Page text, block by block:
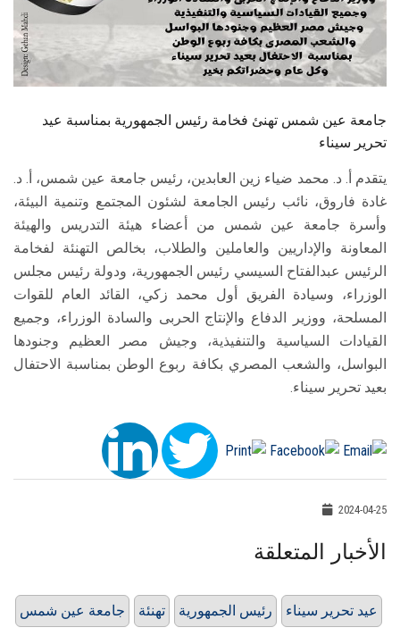
الموظفون
الزائـرون
جامعة عين شمس تهنئ فخامة رئيس الجمهورية بمناسبة عيد
تحرير سيناء
يتقدم أ. د. محمد ضياء زين العابدين، رئيس جامعة عين شمس، أ. د.
غادة فاروق، نائب رئيس الجامعة لشئون المجتمع وتنمية البيئة،
وأسرة جامعة عين شمس من أعضاء هيئة التدريس والهيئة
المعاونة والإداريين والعاملين والطلاب، بخالص التهنئة لفخامة
الرئيس عبدالفتاح السيسي رئيس الجمهورية، ودولة رئيس مجلس
الوزراء، وسيادة الفريق أول محمد زكي، القائد العام للقوات
المسلحة، ووزير الدفاع والإنتاج الحربى والسادة الوزراء، وجميع
القيادات السياسية والتنفيذية، وجيش مصر العظيم وجنودها
البواسل، والشعب المصري بكافة ربوع الوطن بمناسبة الاحتفال
بعيد تحرير سيناء.
2024-04-25
الأخبار المتعلقة
جامعة عين شمس تهنئة رئيس الجمهورية عيد تحرير سيناء